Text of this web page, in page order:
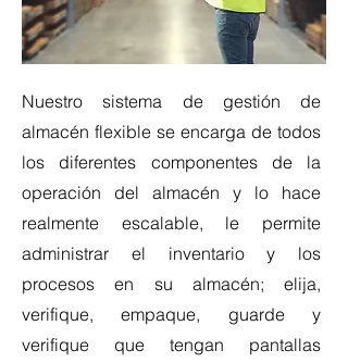
Nuestro sistema de gestión de
almacén flexible se encarga de todos
los diferentes componentes de la
operación del almacén y lo hace
realmente escalable, le permite
administrar el inventario y los
procesos en su almacén; elija,
verifique, empaque, guarde y
verifique que tengan pantallas